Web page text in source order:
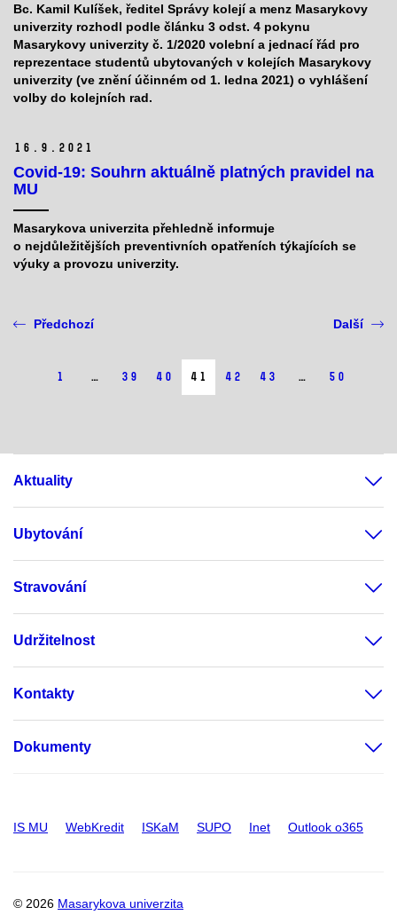
Bc. Kamil Kulíšek, ředitel Správy kolejí a menz Masarykovy
univerzity rozhodl podle článku 3 odst. 4 pokynu
Masarykovy univerzity č. 1/2020 volební a jednací řád pro
reprezentace studentů ubytovaných v kolejích Masarykovy
univerzity (ve znění účinném od 1. ledna 2021) o vyhlášení
volby do kolejních rad.
16. 9. 2021
Covid-19: Souhrn aktuálně platných pravidel na
MU
Masarykova univerzita přehledně informuje
o nejdůležitějších preventivních opatřeních týkajících se
výuky a provozu univerzity.
Předchozí
1 … 39 40 41 42 43 … 50
Další
Aktuality
Ubytování
Stravování
Udržitelnost
Kontakty
Dokumenty
IS MU WebKredit ISKaM SUPO Inet Outlook o365
© 2026 Masarykova univerzita